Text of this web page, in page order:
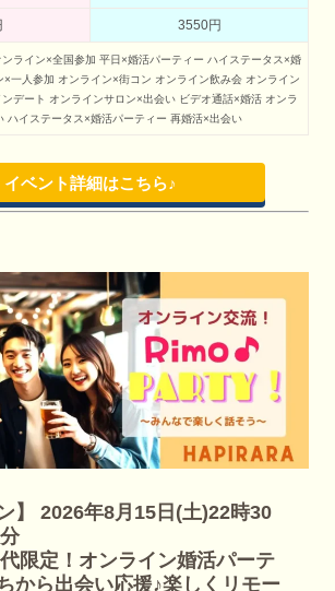
3550円
ンライン×全国参加 平日×婚活パーティー ハイステータス×婚
×一人参加 オンライン×街コン オンライン飲み会 オンライン
デート オンラインサロン×出会い ビデオ通話×婚活 オンラ
ハイステータス×婚活パーティー 再婚活×出会い
イベント詳細はこちら♪
】 2026年8月15日(土)22時30
限定！オンライン婚活パーテ
から出会い応援♪楽しくリモー